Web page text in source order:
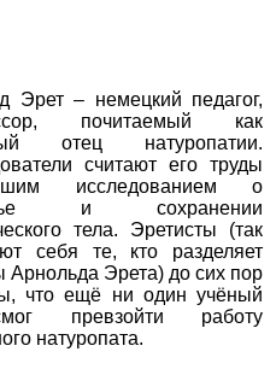
Эрет – немецкий педагог,
почитаемый как
отец натуропатии.
считают его труды
исследованием о
и сохранении
тела. Эретисты (так
себя те, кто разделяет
Арнольда Эрета) до сих пор
что ещё ни один учёный
превзойти работу
натуропата.